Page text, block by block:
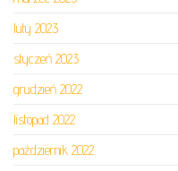
luty 2023
styczeń 2023
grudzień 2022
listopad 2022
październik 2022